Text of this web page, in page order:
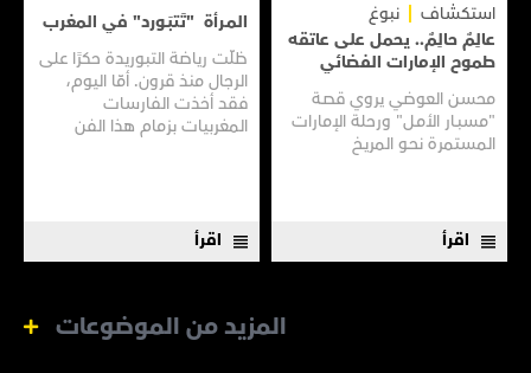
استكشاف
نبوغ
عالِمٌ حالِمٌ.. يحمل على عاتقه
طموح الإمارات الفضائي
محسن العوضي يروي قصـة
"مسبـار الأمـل" ورحلة الإمارات
المستمرة نحـو المريـخ
اقرأ
المـرأة "تَتبَـورد" في المغرب
ظلّت رياضة التبوريدة حكرًا على
الرجال منذ قرون. أمّا اليوم،
فقد أخذت الفارسات
المغربيات بزمام هذا الفن
اقرأ
المزيد من الموضوعات